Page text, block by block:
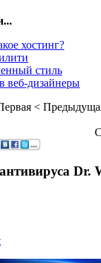
хостинг?
стиль
веб-дизайнеры
<
Dr.